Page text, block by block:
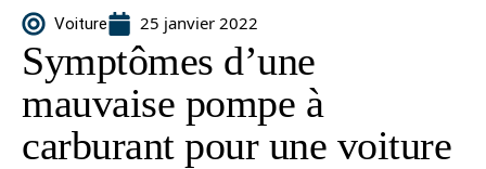
Voiture 25 janvier 2022
Symptômes d’une
mauvaise pompe à
carburant pour une voiture